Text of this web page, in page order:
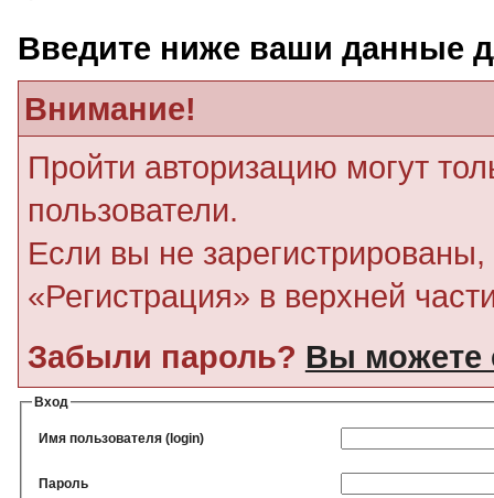
Введите ниже ваши данные
Внимание!
Пройти авторизацию могут
пользователи.
Если вы не
«Регистрация» в верхней
Забыли пароль? Вы можете
Вход
Имя пользователя (login)
Пароль